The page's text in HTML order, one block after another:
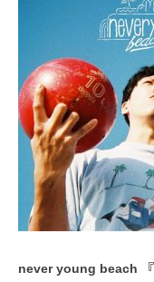
never young beach 『